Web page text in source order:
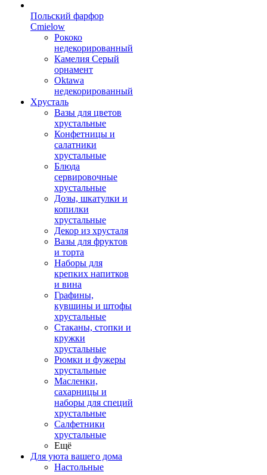
Польский фарфор
Сmielow
Рококо
недекорированный
Камелия Серый
орнамент
Oktawa
недекорированный
Хрусталь
Вазы для цветов
хрустальные
Конфетницы и
салатники
хрустальные
Блюда
сервировочные
хрустальные
Дозы, шкатулки и
копилки
хрустальные
Декор из хрусталя
Вазы для фруктов
и торта
Наборы для
крепких напитков
и вина
Графины,
кувшины и штофы
хрустальные
Стаканы, стопки и
кружки
хрустальные
Рюмки и фужеры
хрустальные
Масленки,
сахарницы и
наборы для специй
хрустальные
Салфетники
хрустальные
Ещё
Для уюта вашего дома
Настольные